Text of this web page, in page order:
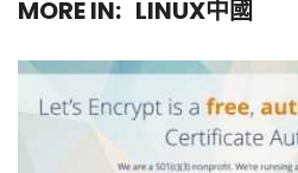
MORE IN: LINUX中國